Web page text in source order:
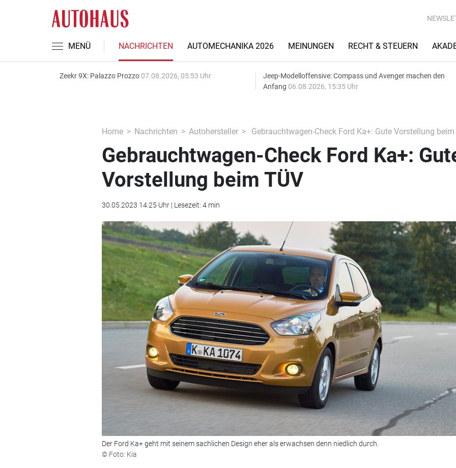
MENÜ NACHRICHTEN AUTOMECHANIKA 2026 MEINUNGEN RECHT & STEUERN
Zeekr 9X: Palazzo Prozzo 07.08.2026, 05:53 Uhr
Jeep-Modelloffensive: Compass und Avenger machen den
Anfang 06.08.2026, 15:35 Uhr
Home Nachrichten Autohersteller Gebrauchtwagen-Check Ford Ka+: Gute Vorstellung beim
Gebrauchtwagen-Check Ford Ka+:
Vorstellung beim TÜV
30.05.2023 14:25 Uhr | Lesezeit: 4 min
Der Ford Ka+ geht mit seinem sachlichen Design eher als erwachsen denn niedlich durch.
© Foto: Kia